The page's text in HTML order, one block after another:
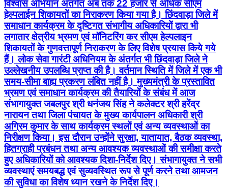
विश्वास अभियान अंतर्गत अब तक 22 हजार से अधिक सीएम
हेल्पलाईन शिकायतों का निराकरण किया गया है। छिंदवाड़ा जिले में
समाधान कार्यक्रम के दृष्टिगत संभागीय अधिकारियों द्वारा भी
लगातार क्षेत्रीय भ्रमण एवं मॉनिटरिंग कर सीएम हेल्पलाइन
शिकायतों के गुणवत्तापूर्ण निराकरण के लिए विशेष प्रयास किये गये
हैं। लोक सेवा गारंटी अधिनियम के अंतर्गत भी छिंदवाड़ा जिले ने
उल्लेखनीय उपलब्धि प्राप्त की है। वर्तमान स्थिति में जिले में एक भी
समय-सीमा बाह्य प्रकरण लंबित नहीं है। मुख्यमंत्री के प्रस्तावित
भ्रमण एवं समाधान कार्यक्रम की तैयारियों के संबंध में आज
संभागायुक्त जबलपुर श्री धनंजय सिंह ने कलेक्टर श्री हरेंद्र
नारायन तथा जिला पंचायत के मुख्य कार्यपालन अधिकारी श्री
अग्रिम कुमार के साथ कार्यक्रम स्थलों एवं अन्य व्यवस्थाओं का
निरीक्षण किया। इस दौरान उन्होंने सुरक्षा, यातायात, बैठक व्यवस्था,
हितग्राही प्रबंधन तथा अन्य आवश्यक व्यवस्थाओं की समीक्षा करते
हुए अधिकारियों को आवश्यक दिशा-निर्देश दिए। संभागायुक्त ने सभी
व्यवस्थाएं समयबद्ध एवं सुव्यवस्थित रूप से पूर्ण करने तथा आमजन
की सुविधा का विशेष ध्यान रखने के निर्देश दिए।